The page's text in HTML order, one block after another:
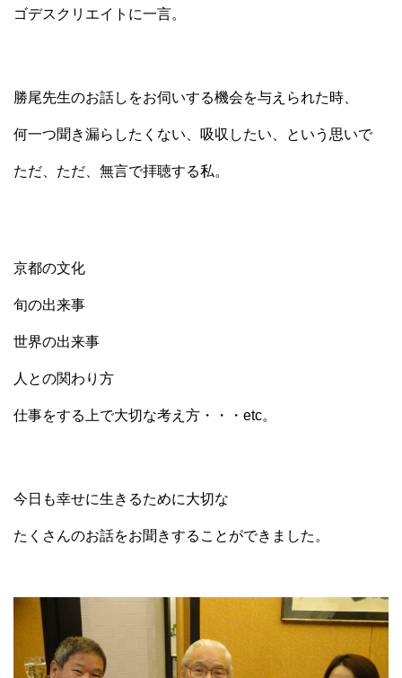
ゴデスクリエイトに一言。
勝尾先生のお話しをお伺いする機会を与えられた時、
何一つ聞き漏らしたくない、吸収したい、という思いで
ただ、 ただ、無言で拝聴する私。
京都の文化
旬の出来事
世界の出来事
人との関わり方
仕事をする上で大切な考え方・・・etc。
今日も幸せに生きるために大切な
たくさんのお話をお聞きすることができました。